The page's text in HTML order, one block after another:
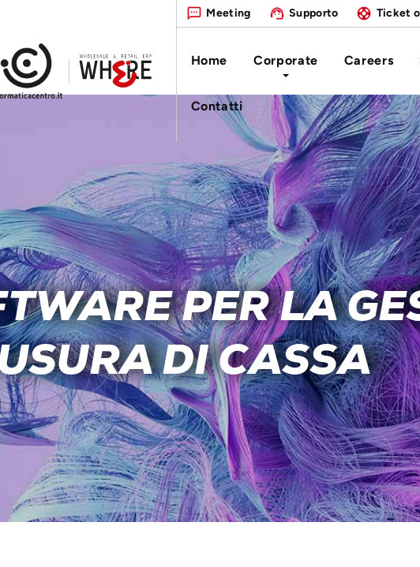
Meeting Supporto Ticket
Home Corporate Careers
Contatti
PER LA
DI CASSA